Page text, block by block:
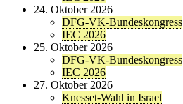
24. Oktober 2026
DFG-VK-Bundeskongress
IEC 2026
25. Oktober 2026
DFG-VK-Bundeskongress
IEC 2026
27. Oktober 2026
Knesset-Wahl in Israel